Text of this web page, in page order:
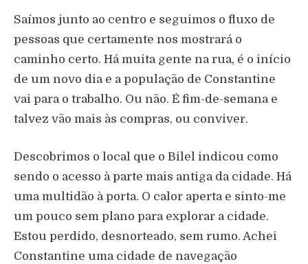
Saímos junto ao centro e seguimos o fluxo de
pessoas que certamente nos mostrará o
caminho certo. Há muita gente na rua, é o início
de um novo dia e a população de Constantine
vai para o trabalho. Ou não. É fim-de-semana e
talvez vão mais às compras, ou conviver.
Descobrimos o local que o Bilel indicou como
sendo o acesso à parte mais antiga da cidade. Há
uma multidão à porta. O calor aperta e sinto-me
um pouco sem plano para explorar a cidade.
Estou perdido, desnorteado, sem rumo. Achei
Constantine uma cidade de navegação